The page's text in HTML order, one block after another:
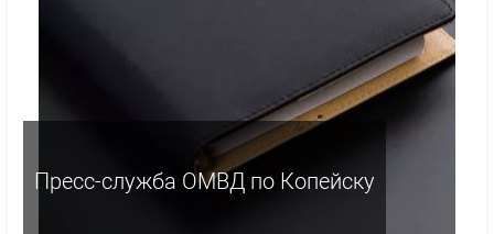
Пресс-служба ОМВД по Копейску